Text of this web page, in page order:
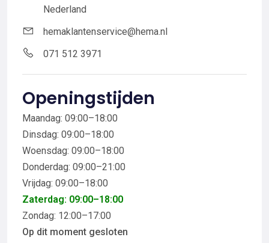
Nederland
hemaklantenservice@hema.nl
071 512 3971
Openingstijden
Maandag: 09:00–18:00
Dinsdag: 09:00–18:00
Woensdag: 09:00–18:00
Donderdag: 09:00–21:00
Vrijdag: 09:00–18:00
Zaterdag: 09:00–18:00
Zondag: 12:00–17:00
Op dit moment gesloten